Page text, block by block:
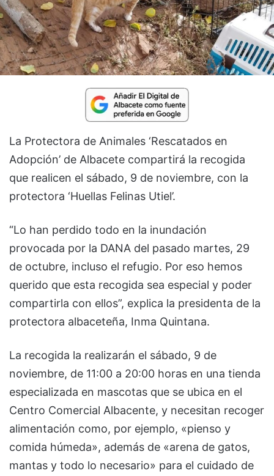
La Protectora de Animales ‘Rescatados en
Adopción’ de Albacete compartirá la recogida
que realicen el sábado, 9 de noviembre, con la
protectora ‘Huellas Felinas Utiel’.
“Lo han perdido todo en la inundación
provocada por la DANA del pasado martes, 29
de octubre, incluso el refugio. Por eso hemos
querido que esta recogida sea especial y poder
compartirla con ellos”, explica la presidenta de la
protectora albaceteña, Inma Quintana.
La recogida la realizarán el sábado, 9 de
noviembre, de 11:00 a 20:00 horas en una tienda
especializada en mascotas que se ubica en el
Centro Comercial Albacente, y necesitan recoger
alimentación como, por ejemplo, «pienso y
comida húmeda», además de «arena de gatos,
mantas y todo lo necesario» para el cuidado de